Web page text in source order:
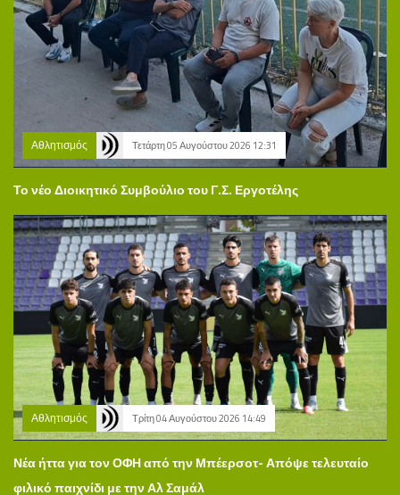
Αθλητισμός Τετάρτη 05 Αυγούστου 2026 12:31
Το νέο Διοικητικό Συμβούλιο του Γ.Σ. Εργοτέλης
Αθλητισμός Τρίτη 04 Αυγούστου 2026 14:49
Νέα ήττα για τον ΟΦΗ από την Μπέερσοτ- Απόψε τελευταίο
φιλικό παιχνίδι με την Αλ Σαμάλ